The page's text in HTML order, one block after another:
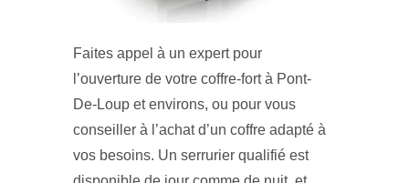
Faites appel à un expert pour
l’ouverture de votre coffre-fort à Pont-
De-Loup et environs, ou pour vous
conseiller à l’achat d’un coffre adapté à
vos besoins. Un serrurier qualifié est